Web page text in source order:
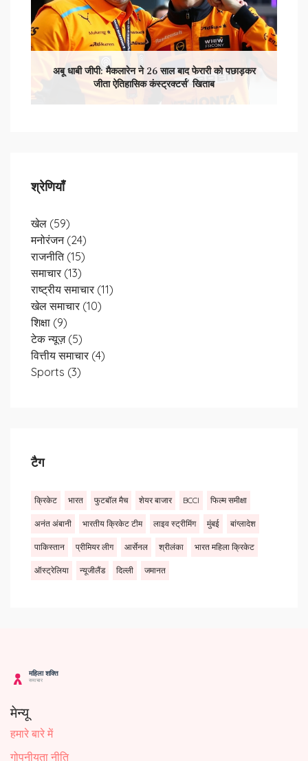
अबू धाबी जीपी: मैकलारेन ने 26 साल बाद फेरारी को पछाड़कर
जीता ऐतिहासिक कंस्ट्रक्टर्स' खिताब
श्रेणियाँ
खेल (59)
मनोरंजन (24)
राजनीति (15)
समाचार (13)
राष्ट्रीय समाचार (11)
खेल समाचार (10)
शिक्षा (9)
टेक न्यूज़ (5)
वित्तीय समाचार (4)
Sports (3)
टैग
क्रिकेट भारत फुटबॉल मैच शेयर बाजार BCCI फिल्म समीक्षा
अनंत अंबानी भारतीय क्रिकेट टीम लाइव स्ट्रीमिंग मुंबई बांग्लादेश
पाकिस्तान प्रीमियर लीग आर्सेनल श्रीलंका भारत महिला क्रिकेट
ऑस्ट्रेलिया न्यूजीलैंड दिल्ली जमानत
मेन्यू
हमारे बारे में
गोपनीयता नीति